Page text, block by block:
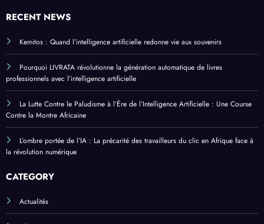
RECENT NEWS
Kemitos : Quand l’intelligence artificielle redonne vie aux souvenirs
Pourquoi LIVRATA révolutionne la génération automatique de livres
professionnels avec l’intelligence artificielle
La Lutte Contre le Paludisme à l’Ère de l’Intelligence Artificielle : Une Course
Contre la Montre Africaine
L’ombre portée de l’IA : La précarité des travailleurs du clic en Afrique face à
la révolution numérique
CATEGORY
Actualités